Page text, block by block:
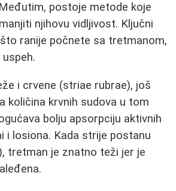
postoje metode koje
njihovu vidljivost. Ključni
ranije počnete sa tretmanom,
i crvene (striae rubrae), još
količina krvnih sudova u tom
bolju apsorpciju aktivnih
i losiona. Kada strije postanu
tretman je znatno teži jer je